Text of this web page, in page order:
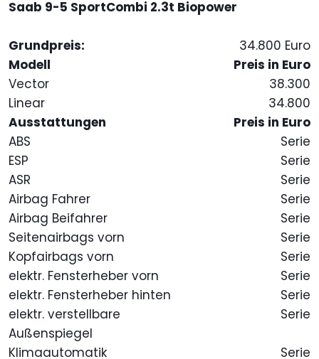
Saab 9-5 SportCombi 2.3t Biopower
Grundpreis:
34.800 Euro
Modell
Preis in Euro
Vector
38.300
Linear
34.800
Ausstattungen
Preis in Euro
ABS
Serie
ESP
Serie
ASR
Serie
Airbag Fahrer
Serie
Airbag Beifahrer
Serie
Seitenairbags vorn
Serie
Kopfairbags vorn
Serie
elektr. Fensterheber vorn
Serie
elektr. Fensterheber hinten
Serie
elektr. verstellbare
Außenspiegel
Serie
Klimaautomatik
Serie